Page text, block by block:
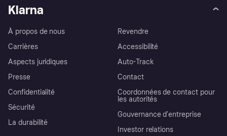
Klarna
À propos de nous
Carrières
Aspects juridiques
Presse
Confidentialité
Sécurité
La durabilité
Revendre
Accessibilité
Auto-Track
Contact
Coordonnées de contact pour
les autorités
Gouvernance d’entreprise
Investor relations